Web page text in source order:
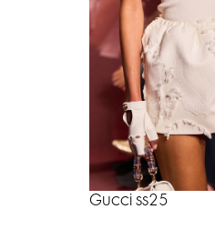
Gucci ss25